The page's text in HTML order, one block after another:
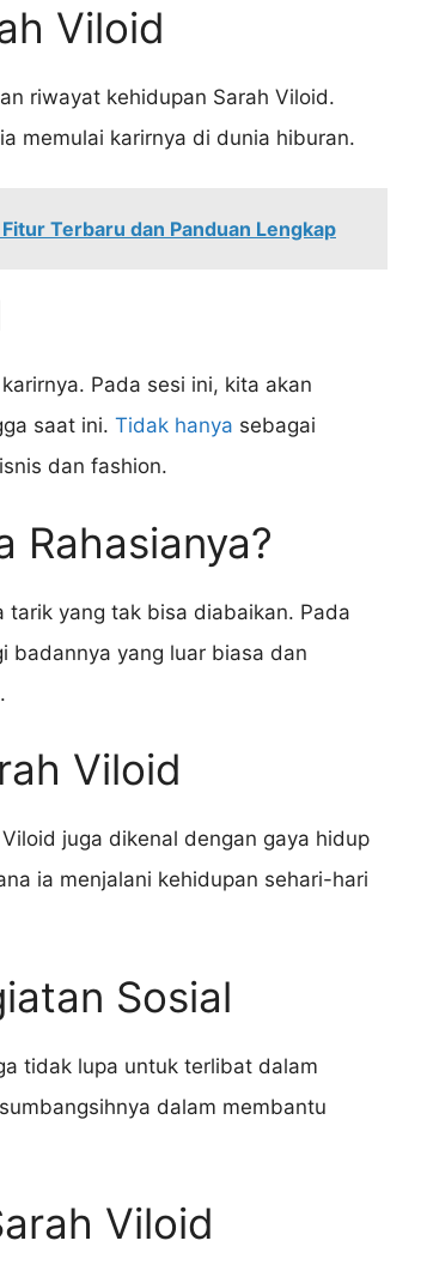
Viloid
riwayat kehidupan Sarah Viloid.
memulai karirnya di dunia hiburan.
Terbaru dan Panduan Lengkap
Pada sesi ini, kita akan
saat ini. Tidak hanya sebagai
dan fashion.
Rahasianya?
yang tak bisa diabaikan. Pada
badannya yang luar biasa dan
Viloid
juga dikenal dengan gaya hidup
ia menjalani kehidupan sehari-hari
Sosial
tidak lupa untuk terlibat dalam
dalam membantu
Viloid